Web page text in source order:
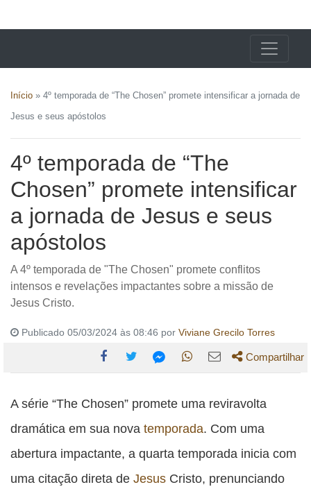
Início » 4º temporada de “The Chosen” promete intensificar a jornada de
Jesus e seus apóstolos
4º temporada de “The
Chosen” promete intensificar
a jornada de Jesus e seus
apóstolos
A 4º temporada de "The Chosen" promete conflitos
intensos e revelações impactantes sobre a missão de
Jesus Cristo.
Publicado 05/03/2024 às 08:46 por Viviane Grecilo Torres
esta
publicação
Facebook
esta
publicação
Twitter
esta
publicação
esta
publicação
WhatsApp
esta
publicação
Compartilhar
A série “The Chosen” promete uma reviravolta
dramática em sua nova temporada. Com uma
abertura impactante, a quarta temporada inicia com
uma citação direta de Jesus Cristo, prenunciando